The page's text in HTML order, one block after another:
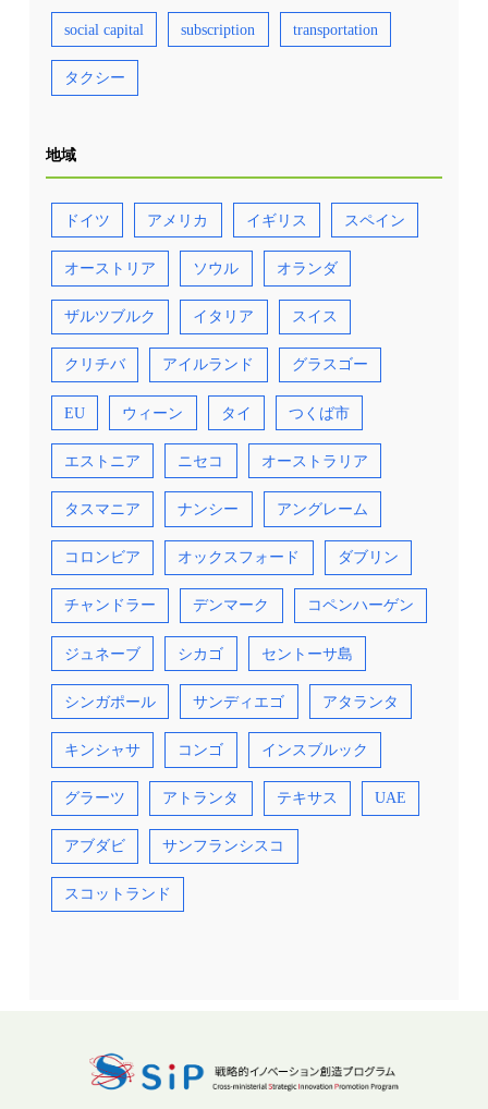
social capital subscription transportation
タクシー
地域
ドイツ アメリカ イギリス スペイン
オーストリア ソウル オランダ
ザルツブルク イタリア スイス
クリチバ アイルランド グラスゴー
EU ウィーン タイ つくば市
エストニア ニセコ オーストラリア
タスマニア ナンシー アングレーム
コロンビア オックスフォード ダブリン
チャンドラー デンマーク コペンハーゲン
ジュネーブ シカゴ セントーサ島
シンガポール サンディエゴ アタランタ
キンシャサ コンゴ インスブルック
グラーツ アトランタ テキサス UAE
アブダビ サンフランシスコ
スコットランド